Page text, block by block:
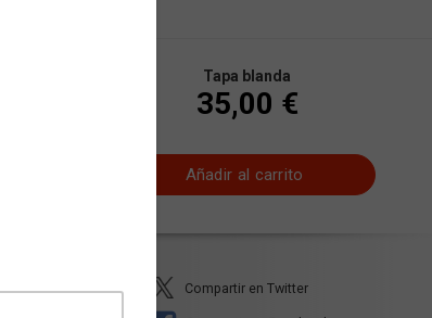
multitud
artística
Tapa blanda
35,00 €
Añadir al carrito
Compartir en Twitter